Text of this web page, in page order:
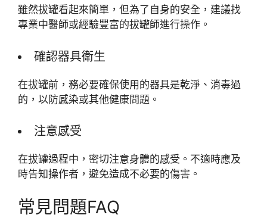
雖然拔罐看起來簡單，但為了自身的安全，建議找
專業中醫師或經驗豐富的拔罐師進行操作。
確認器具衛生
在拔罐前，務必要確保使用的器具是乾淨、消毒過
的，以防感染或其他健康問題。
注意感受
在拔罐過程中，密切注意身體的感受。不適時應及
時告知操作者，避免造成不必要的傷害。
常見問題FAQ